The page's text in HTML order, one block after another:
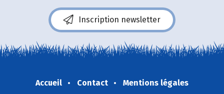
Inscription newsletter
Accueil Contact
Mentions légales